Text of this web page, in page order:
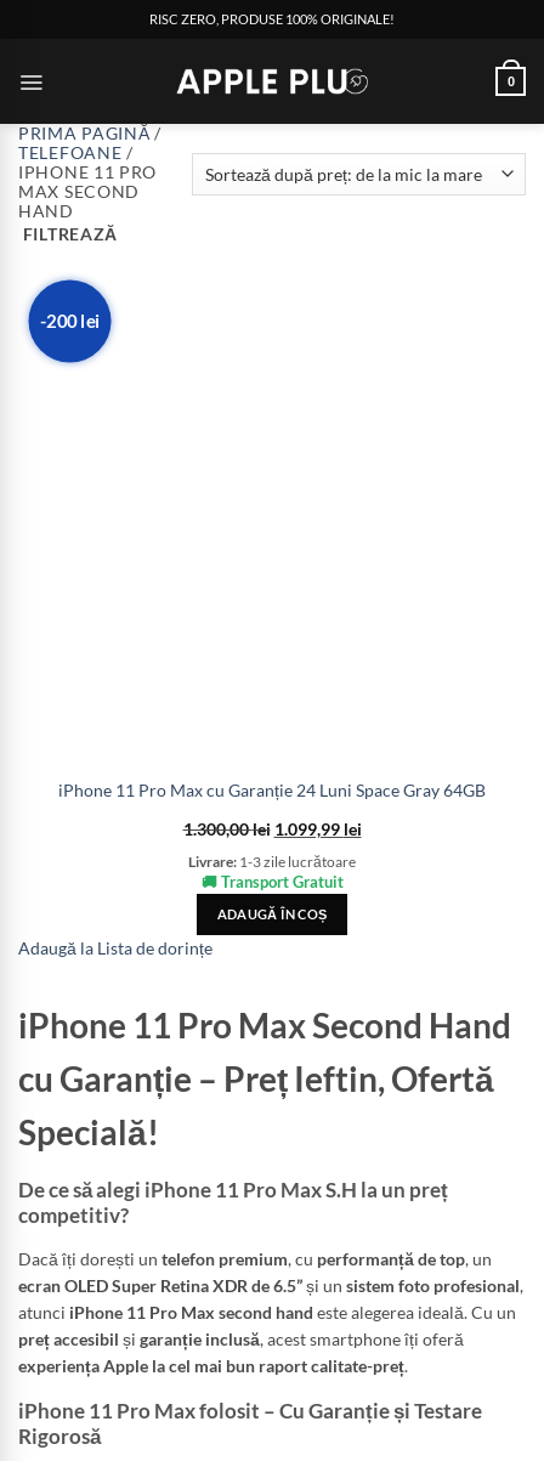
RISC ZERO, PRODUSE 100% ORIGINALE!
0
PRIMA PAGINĂ /
TELEFOANE /
IPHONE 11 PRO
MAX SECOND
HAND
FILTREAZĂ
-200 lei
iPhone 11 Pro Max cu Garanție 24 Luni Space Gray 64GB
1.300,00lei 1.099,99 lei
Livrare: 1-3 zile lucrătoare
🚚 Transport Gratuit
ADAUGĂ ÎN COȘ
Adaugă la Lista de dorințe
iPhone 11 Pro Max Second Hand
cu Garanție – Preț Ieftin, Ofertă
Specială!
De ce să alegi iPhone 11 Pro Max S.H la un preț
competitiv?
Dacă îți dorești un telefon premium, cu performanță de top, un
ecran OLED Super Retina XDR de 6.5”și un sistem foto profesional,
atunci iPhone 11 Pro Max second hand este alegerea ideală. Cu un
preț accesibil și garanție inclusă, acest smartphone îți oferă
experiența Apple la cel mai bun raport calitate-preț.
iPhone 11 Pro Max folosit – Cu Garanție și Testare
Rigorosă